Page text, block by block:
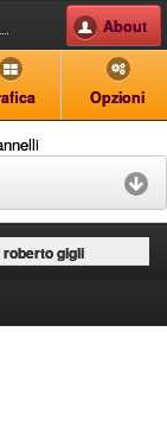
About
Opzioni
gigli